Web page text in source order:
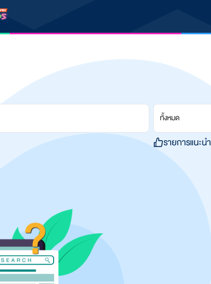
ทั้งหมด
รายการแนะนำ